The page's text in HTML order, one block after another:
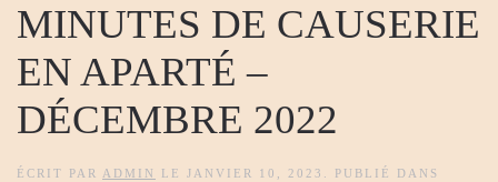
MINUTES DE CAUSERIE
EN APARTÉ –
DÉCEMBRE 2022
ÉCRIT PAR ADMIN LE JANVIER 10, 2023
. PUBLIÉ DANS